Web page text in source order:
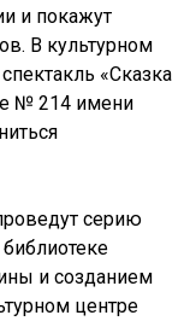
и покажут
В культурном
«Сказка
№ 214 имени
серию
и созданием
центре